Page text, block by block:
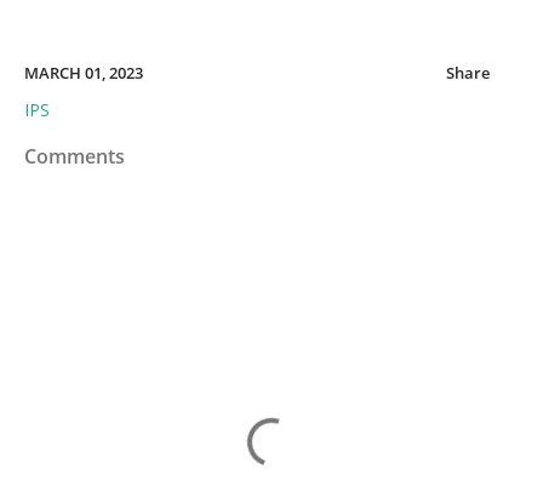
MARCH 01, 2023
IPS
Share
Comments